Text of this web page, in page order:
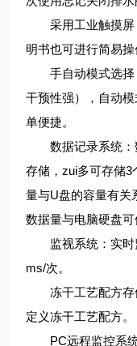
采用工业触摸屏
明书也可进行简易操
手自动模式选择
干预性强），自动
单便捷。
数据记录系统：
存储，zui多可存储3
量与U盘的容量有关
数据量与电脑硬盘可
监视系统：实时
ms/次。
冻干工艺配方存
定义冻干工艺配方。
PC远程监控系统